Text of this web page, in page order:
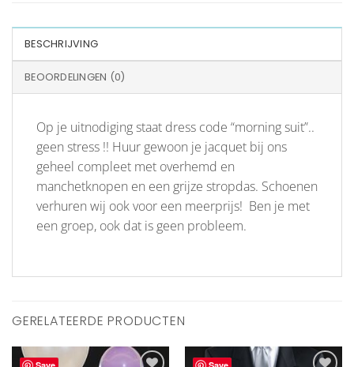
BESCHRIJVING
BEOORDELINGEN (0)
Op je uitnodiging staat dress code “morning suit”..
geen stress !! Huur gewoon je jacquet bij ons
geheel compleet met overhemd en
manchetknopen en een grijze stropdas. Schoenen
verhuren wij ook voor een meerprijs! Ben je met
een groep, ook dat is geen probleem.
GERELATEERDE PRODUCTEN